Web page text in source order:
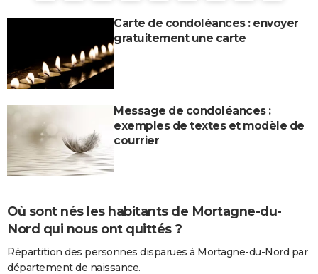
Carte de condoléances : envoyer
gratuitement une carte
Message de condoléances :
exemples de textes et modèle de
courrier
Où sont nés les habitants de Mortagne-du-
Nord qui nous ont quittés ?
Répartition des personnes disparues à Mortagne-du-Nord par
département de naissance.